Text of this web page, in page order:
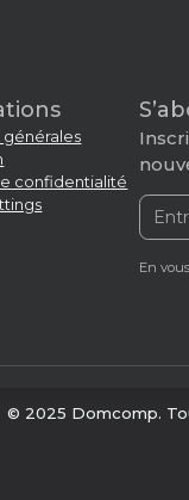
générales
confidentialité
En
© 2025 Domcomp.